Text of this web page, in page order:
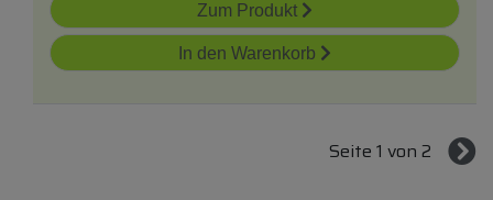
Zum Produkt
In den Warenkorb
Seite 1 von 2